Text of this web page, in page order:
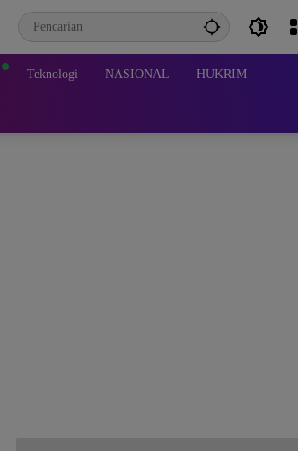
Teknologi NASIONAL HUKRIM